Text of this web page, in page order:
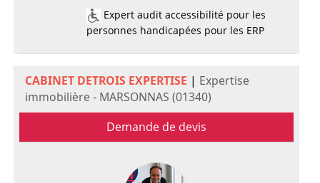
Expert audit accessibilité pour les
personnes handicapées pour les ERP
CABINET DETROIS EXPERTISE | Expertise
immobilière - MARSONNAS (01340)
Demande de devis